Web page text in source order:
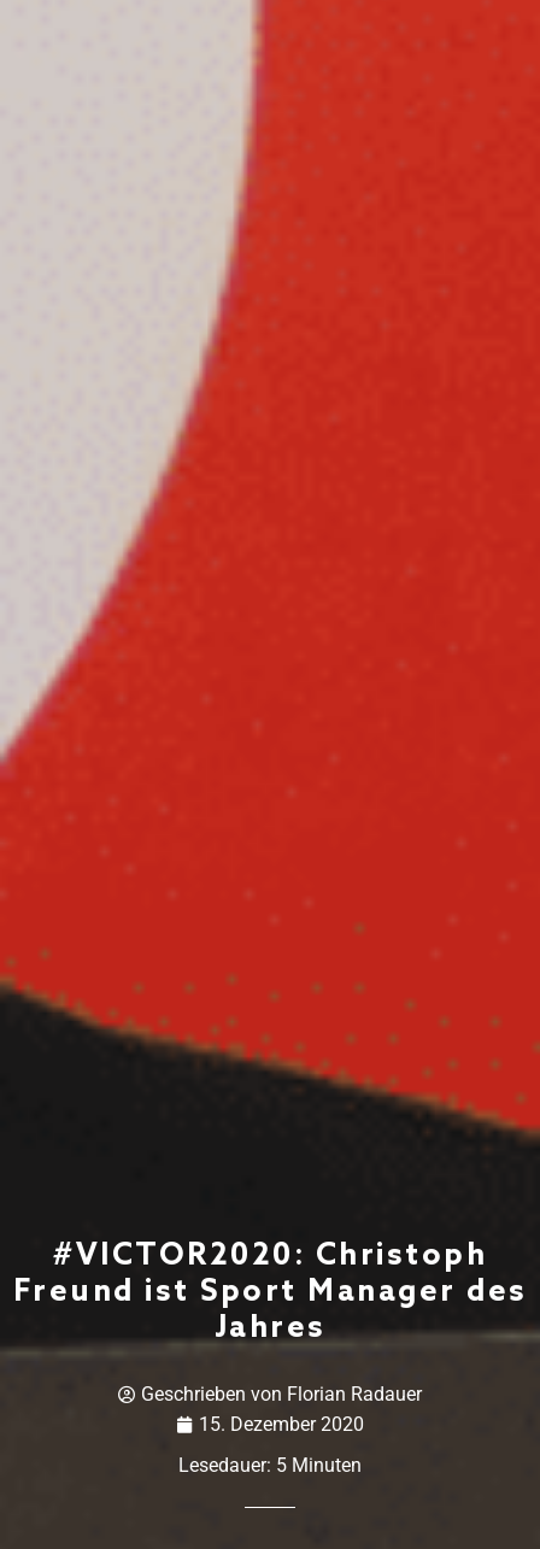
#VICTOR2020: Christoph
Freund ist Sport Manager des
Jahres
Geschrieben von Florian Radauer
15. Dezember 2020
Lesedauer: 5 Minuten